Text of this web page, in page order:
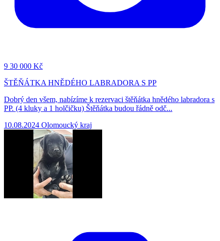
9 30 000 Kč
ŠTĚŇÁTKA HNĚDÉHO LABRADORA S PP
Dobrý den všem, nabízíme k rezervaci štěňátka hnědého labradora s
PP. (4 kluky a 1 holčičku) Štěňátka budou řádně odč...
10.08.2024 Olomoucký kraj